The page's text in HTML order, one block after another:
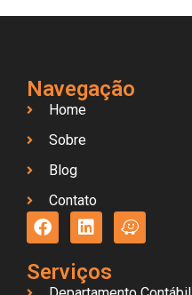
Navegação
Home
Sobre
Blog
Contato
Serviços